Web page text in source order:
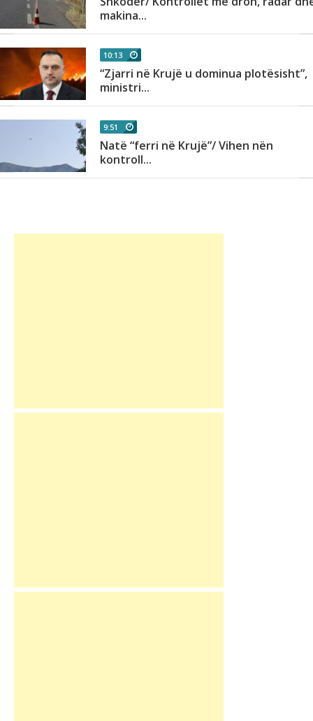
makina...
10:13
“Zjarri në Krujë u dominua plotësisht”,
ministri...
9:51
Natë “ferri në Krujë”/ Vihen nën
kontroll...